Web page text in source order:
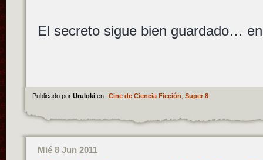
El secreto sigue bien guardado…
Publicado por Uruloki en Cine de Ciencia Ficción Super 8.
Mié 8 Jun 2011